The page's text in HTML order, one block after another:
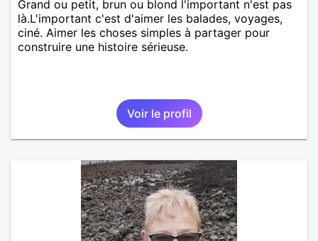
Grand ou petit, brun ou blond l'important n'est pas
là.L'important c'est d'aimer les balades, voyages,
ciné. Aimer les choses simples à partager pour
construire une histoire sérieuse.
Voir le profil